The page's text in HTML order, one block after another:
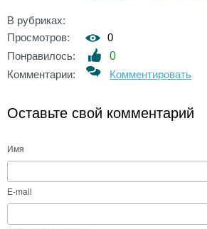
В рубриках:
Просмотров:
0
Понравилось:
0
Комментарии:
Комментировать
Оставьте свой комментарий
Имя
E-mail